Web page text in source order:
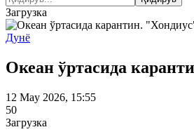
Загрузка
Дунё
Океан ўртасида
12 May 2026, 15:55
50
Загрузка